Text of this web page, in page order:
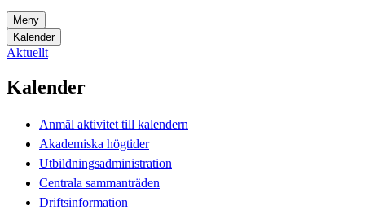
Meny
Kalender
Aktuellt
Kalender
Anmäl aktivitet till kalendern
Akademiska högtider
Utbildningsadministration
Centrala sammanträden
Driftsinformation